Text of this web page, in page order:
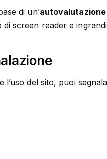
di un’autovalutazione
di screen reader e
del sito, puoi